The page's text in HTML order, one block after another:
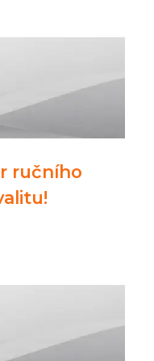
ručního